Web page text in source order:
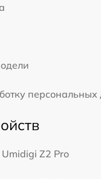
Umidigi Z2 Pro